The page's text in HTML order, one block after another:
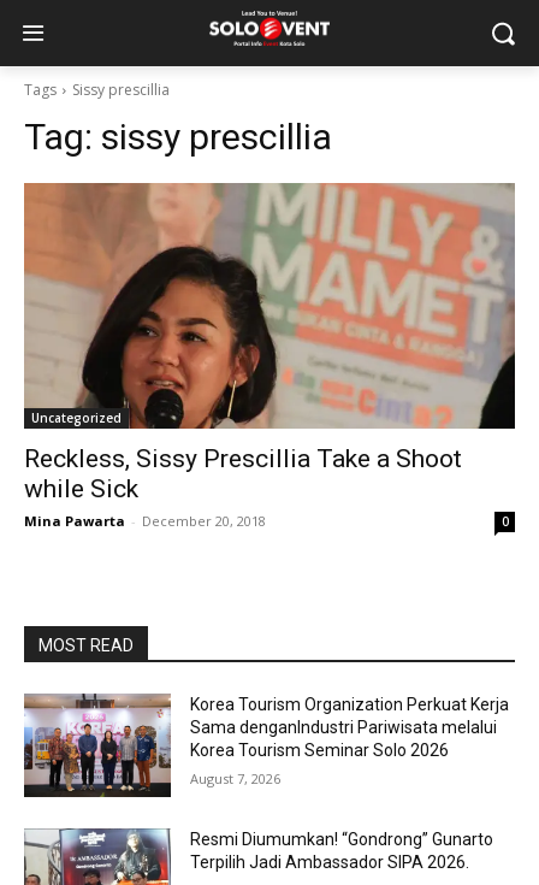
Tags Sissy prescillia
Tag: sissy prescillia
Uncategorized
Reckless, Sissy Prescillia Take a Shoot
while Sick
Mina Pawarta - December 20, 2018 0
MOST READ
Korea Tourism Organization Perkuat Kerja
Sama denganIndustri Pariwisata melalui
Korea Tourism Seminar Solo 2026
August 7, 2026
Resmi Diumumkan! “Gondrong” Gunarto
Terpilih Jadi Ambassador SIPA 2026.